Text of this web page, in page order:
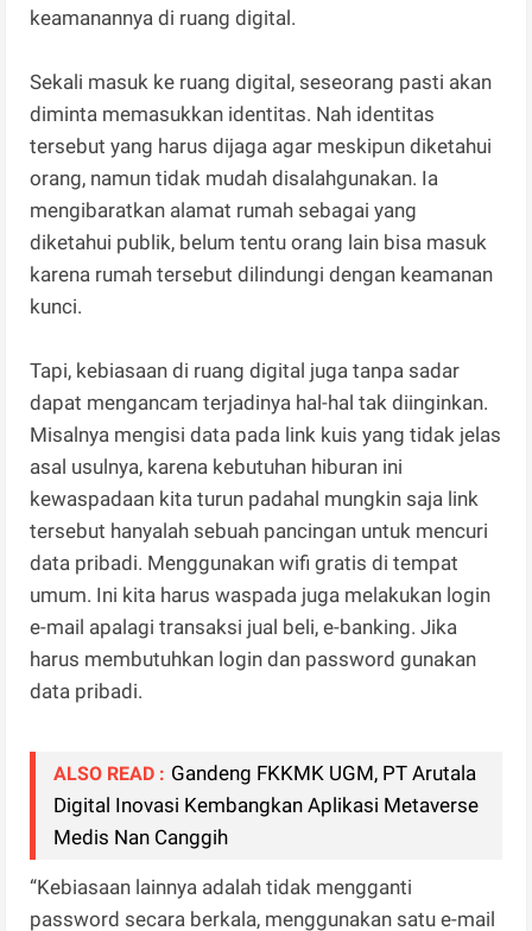
keamanannya di ruang digital.
Sekali masuk ke ruang digital, seseorang pasti akan
diminta memasukkan identitas. Nah identitas
tersebut yang harus dijaga agar meskipun diketahui
orang, namun tidak mudah disalahgunakan. Ia
mengibaratkan alamat rumah sebagai yang
diketahui publik, belum tentu orang lain bisa masuk
karena rumah tersebut dilindungi dengan keamanan
kunci.
Tapi, kebiasaan di ruang digital juga tanpa sadar
dapat mengancam terjadinya hal-hal tak diinginkan.
Misalnya mengisi data pada link kuis yang tidak jelas
asal usulnya, karena kebutuhan hiburan ini
kewaspadaan kita turun padahal mungkin saja link
tersebut hanyalah sebuah pancingan untuk mencuri
data pribadi. Menggunakan wifi gratis di tempat
umum. Ini kita harus waspada juga melakukan login
e-mail apalagi transaksi jual beli, e-banking. Jika
harus membutuhkan login dan password gunakan
data pribadi.
ALSO READ : Gandeng FKKMK UGM, PT Arutala
Digital Inovasi Kembangkan Aplikasi Metaverse
Medis Nan Canggih
“Kebiasaan lainnya adalah tidak mengganti
password secara berkala, menggunakan satu e-mail